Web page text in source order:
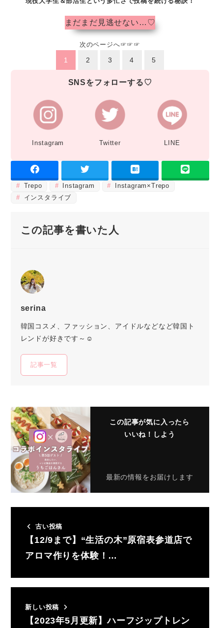
まだまだ見逃せない…♡
次のページへ☞☞☞
1 2 3 4 5
SNSをフォローする♡
Instagram Twitter LINE
Trepo Instagram
Instagram×Trepo
インスタライブ
この記事を書いた人
serina
韓国コスメ、ファッション、アイドルなどなど韓国ト
レンドが好きです～☺
記事一覧
この記事が気に入ったら
いいね！しよう
最新の情報をお届けします
古い投稿
【12/9まで】“生活の木”原宿表参道店で
アロマ作りを体験！…
新しい投稿
【2023年5月更新】ハーフジップトレン